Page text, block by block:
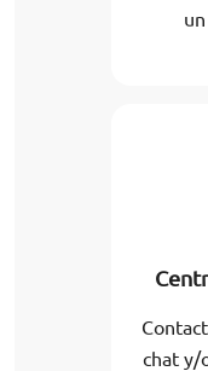
chat y/